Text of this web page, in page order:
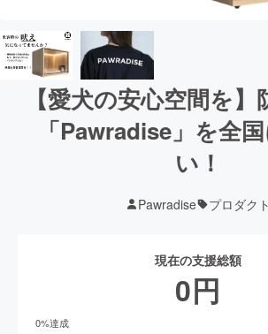
【愛犬の安心空間を
「Pawradise」を全
い！
Pawradise プロダクト
現在の支援総額
0円
0%達成